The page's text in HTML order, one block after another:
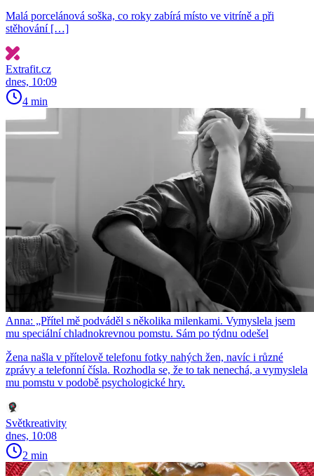
Malá porcelánová soška, co roky zabírá místo ve vitríně a při
stěhování […]
Extrafit.cz
dnes, 10:09
4 min
Anna: „Přítel mě podváděl s několika milenkami. Vymyslela jsem
mu speciální chladnokrevnou pomstu. Sám po týdnu odešel
Žena našla v přítelově telefonu fotky nahých žen, navíc i různé
zprávy a telefonní čísla. Rozhodla se, že to tak nenechá, a vymyslela
mu pomstu v podobě psychologické hry.
Světkreativity
dnes, 10:08
2 min